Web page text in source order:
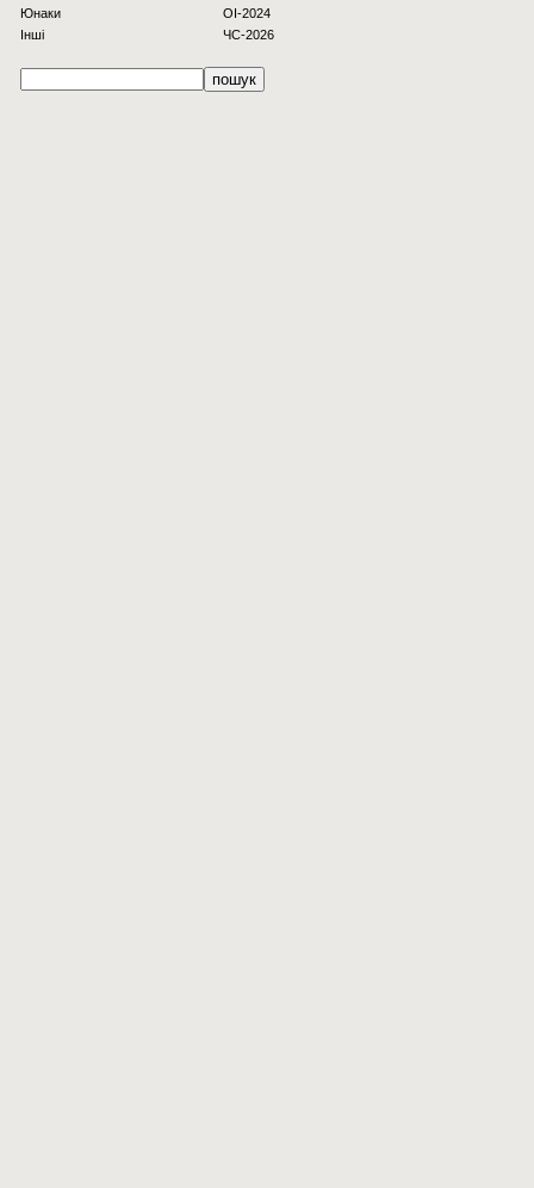
Юнаки
Інші
OI-2024
ЧС-2026